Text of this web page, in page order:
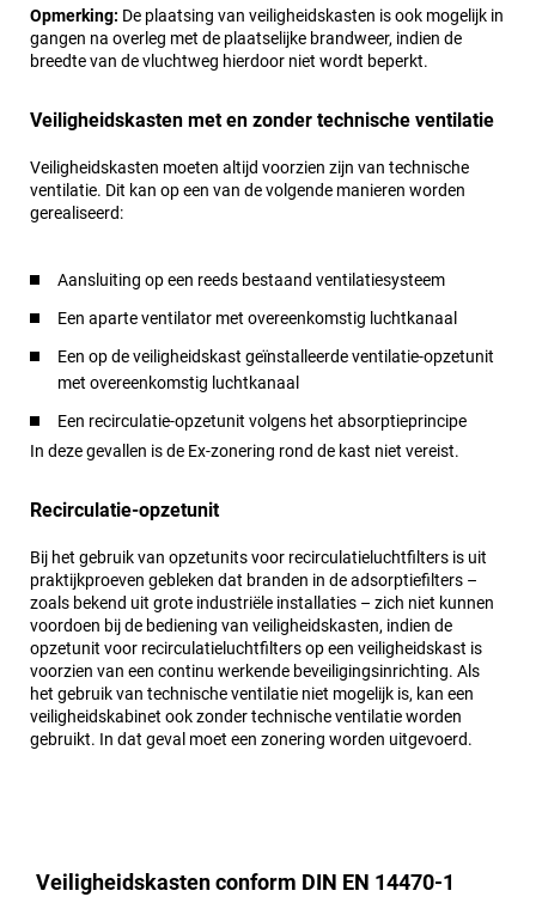
Opmerking: De plaatsing van veiligheidskasten is ook mogelijk in
gangen na overleg met de plaatselijke brandweer, indien de
breedte van de vluchtweg hierdoor niet wordt beperkt.
Veiligheidskasten met en zonder technische ventilatie
Veiligheidskasten moeten altijd voorzien zijn van technische
ventilatie. Dit kan op een van de volgende manieren worden
gerealiseerd:
Aansluiting op een reeds bestaand ventilatiesysteem
Een aparte ventilator met overeenkomstig luchtkanaal
Een op de veiligheidskast geïnstalleerde ventilatie-opzetunit
met overeenkomstig luchtkanaal
Een recirculatie-opzetunit volgens het absorptieprincipe
In deze gevallen is de Ex-zonering rond de kast niet vereist.
Recirculatie-opzetunit
Bij het gebruik van opzetunits voor recirculatieluchtfilters is uit
praktijkproeven gebleken dat branden in de adsorptiefilters –
zoals bekend uit grote industriële installaties – zich niet kunnen
voordoen bij de bediening van veiligheidskasten, indien de
opzetunit voor recirculatieluchtfilters op een veiligheidskast is
voorzien van een continu werkende beveiligingsinrichting. Als
het gebruik van technische ventilatie niet mogelijk is, kan een
veiligheidskabinet ook zonder technische ventilatie worden
gebruikt. In dat geval moet een zonering worden uitgevoerd.
Veiligheidskasten conform DIN EN 14470-1